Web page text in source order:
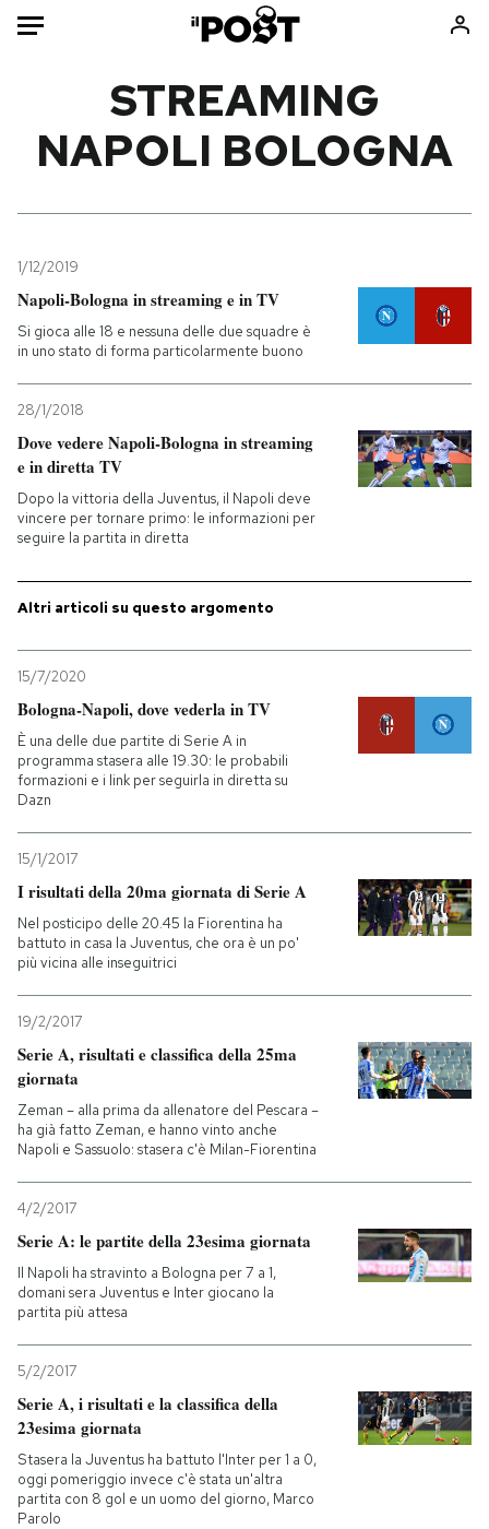
HOME
Mondo
Tecnologia
Internet
Scienza
Economia
Sport
Libri
Media
Mondiali calcio 2026
PODCAST
NEWSLETTER
I MIEI PREFERITI
SHOP
AREA PERSONALE
Entra
STREAMING
NAPOLI BOLOGNA
1/12/2019
Napoli-Bologna in streaming e in TV
Si gioca alle 18 e nessuna delle due squadre è
in uno stato di forma particolarmente buono
28/1/2018
Dove vedere Napoli-Bologna in streaming
e in diretta TV
Dopo la vittoria della Juventus, il Napoli deve
vincere per tornare primo: le informazioni per
seguire la partita in diretta
Altri articoli su questo argomento
15/7/2020
Bologna-Napoli, dove vederla in TV
È una delle due partite di Serie A in
programma stasera alle 19.30: le probabili
formazioni e i link per seguirla in diretta su
Dazn
15/1/2017
I risultati della 20ma giornata di Serie A
Nel posticipo delle 20.45 la Fiorentina ha
battuto in casa la Juventus, che ora è un po'
più vicina alle inseguitrici
19/2/2017
Serie A, risultati e classifica della 25ma
giornata
Zeman – alla prima da allenatore del Pescara –
ha già fatto Zeman, e hanno vinto anche
Napoli e Sassuolo: stasera c'è Milan-Fiorentina
4/2/2017
Serie A: le partite della 23esima giornata
Il Napoli ha stravinto a Bologna per 7 a 1,
domani sera Juventus e Inter giocano la
partita più attesa
5/2/2017
Serie A, i risultati e la classifica della
23esima giornata
Stasera la Juventus ha battuto l'Inter per 1 a 0,
oggi pomeriggio invece c'è stata un'altra
partita con 8 gol e un uomo del giorno, Marco
Parolo